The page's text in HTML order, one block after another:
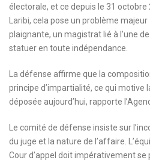
électorale, et ce depuis le 31 octobre
Laribi, cela pose un problème majeur
plaignante, un magistrat lié à l’une
statuer en toute indépendance.
La défense affirme que la
principe d’impartialité, ce qui motive
déposée aujourd’hui, rapporte
Le comité de défense insiste sur
du juge et la nature de l’affaire.
Cour d’appel doit impérativement